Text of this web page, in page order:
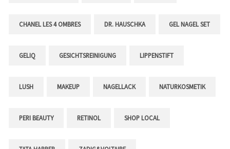
CHANEL LES 4 OMBRES DR. HAUSCHKA GEL NAGEL SET
GELIQ GESICHTSREINIGUNG LIPPENSTIFT
LUSH MAKEUP NAGELLACK NATURKOSMETIK
PERI BEAUTY RETINOL SHOP LOCAL